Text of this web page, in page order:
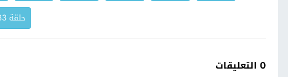
حلقة 33
0 التعليقات